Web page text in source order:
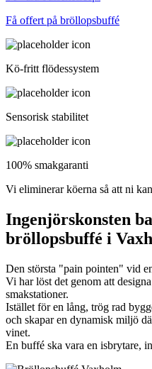
Få offert på bröllopsbuffé
Kö-fritt flödessystem
Sensorisk stabilitet
100% smakgaranti
Vi eliminerar köerna så att ni
Ingenjörskonsten
bröllopsbuffé i
Den största "pain pointen" vid
Vi har löst det genom att
smakstationer.
Istället för en lång, trög rad
och skapar en dynamisk miljö
vinet.
En buffé ska vara en isbrytare,